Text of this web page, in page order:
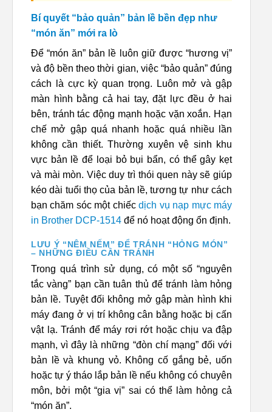
Bí quyết “bảo quản” bản lề bền đẹp như
“món ăn” mới ra lò
Để “món ăn” bản lề luôn giữ được “hương vị”
và độ bền theo thời gian, việc “bảo quản” đúng
cách là cực kỳ quan trọng. Luôn mở và gập
màn hình bằng cả hai tay, đặt lực đều ở hai
bên, tránh tác động mạnh hoặc vặn xoắn. Hạn
chế mở gập quá nhanh hoặc quá nhiều lần
không cần thiết. Thường xuyên vệ sinh khu
vực bản lề để loại bỏ bụi bẩn, có thể gây kẹt
và mài mòn. Việc duy trì thói quen này sẽ giúp
kéo dài tuổi thọ của bản lề, tương tự như cách
bạn chăm sóc một chiếcdịch vụ nạp mực máy
in Brother DCP-1514 để nó hoạt động ổn định.
LƯU Ý “NÊM NẾM” ĐỂ TRÁNH “HỎNG MÓN”
– NHỮNG ĐIỀU CẦN TRÁNH
Trong quá trình sử dụng, có một số “nguyên
tắc vàng” bạn cần tuân thủ để tránh làm hỏng
bản lề. Tuyệt đối không mở gập màn hình khi
máy đang ở vị trí không cân bằng hoặc bị cấn
vật lạ. Tránh để máy rơi rớt hoặc chịu va đập
mạnh, vì đây là những “đòn chí mạng” đối với
bản lề và khung vỏ. Không cố gắng bẻ, uốn
hoặc tự ý tháo lắp bản lề nếu không có chuyên
môn, bởi một “gia vị” sai có thể làm hỏng cả
“món ăn”.